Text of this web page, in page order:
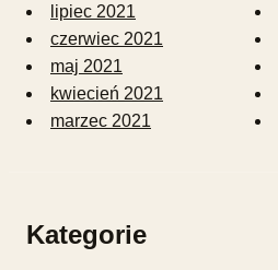
lipiec 2021
czerwiec 2021
maj 2021
kwiecień 2021
marzec 2021
Kategorie